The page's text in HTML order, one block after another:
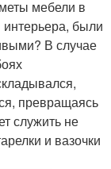
мебели в
были
В случае
превращаясь
служить не
и вазочки